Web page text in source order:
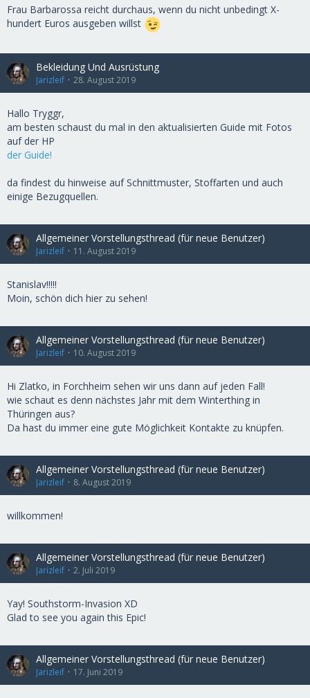
Frau Barbarossa reicht durchaus, wenn du nicht unbedingt X-
hundert Euros ausgeben willst
Bekleidung Und Ausrüstung
Jarizleif 28. August 2019
Hallo Tryggr,
am besten schaust du mal in den aktualisierten Guide mit Fotos
auf der HP
der Guide!
da findest du hinweise auf Schnittmuster, Stoffarten und auch
einige Bezugquellen.
Allgemeiner Vorstellungsthread (für neue Benutzer)
Jarizleif 11. August 2019
Stanislav!!!!!
Moin, schön dich hier zu sehen!
Allgemeiner Vorstellungsthread (für neue Benutzer)
Jarizleif 10. August 2019
Hi Zlatko, in Forchheim sehen wir uns dann auf jeden Fall!
wie schaut es denn nächstes Jahr mit dem Winterthing in
Thüringen aus?
Da hast du immer eine gute Möglichkeit Kontakte zu knüpfen.
Allgemeiner Vorstellungsthread (für neue Benutzer)
Jarizleif 8. August 2019
willkommen!
Allgemeiner Vorstellungsthread (für neue Benutzer)
Jarizleif 2. Juli 2019
Yay! Southstorm-Invasion XD
Glad to see you again this Epic!
Allgemeiner Vorstellungsthread (für neue Benutzer)
Jarizleif 17. Juni 2019